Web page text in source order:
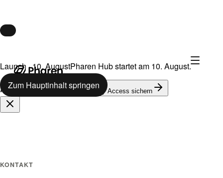
Launch · 10. AugustPharen Hub startet am 10. August.
624 auf der Warteliste Early Access sichern
Zum Hauptinhalt springen
KONTAKT